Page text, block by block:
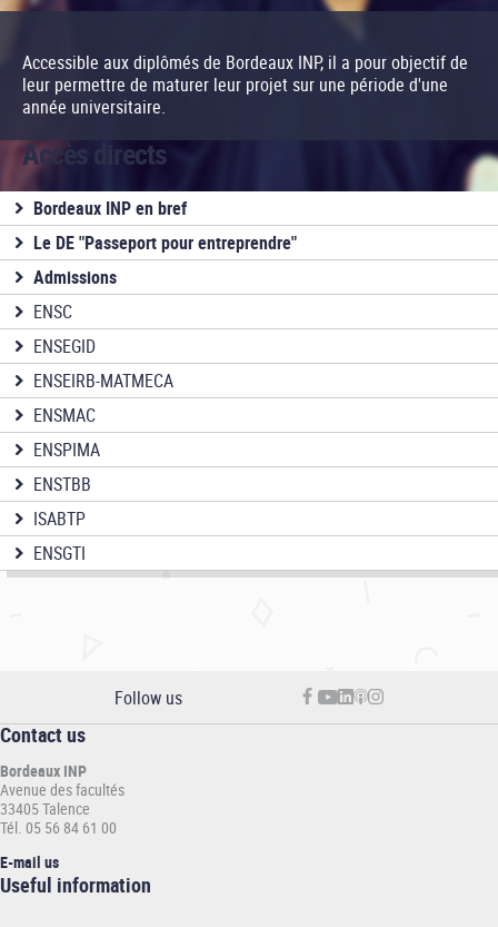
Accessible aux diplômés de Bordeaux INP, il a pour objectif de
leur permettre de maturer leur projet sur une période d'une
année universitaire.
Accès directs
Bordeaux INP en bref
Le DE "Passeport pour entreprendre"
Admissions
ENSC
ENSEGID
ENSEIRB-MATMECA
ENSMAC
ENSPIMA
ENSTBB
ISABTP
ENSGTI
Follow us
Contact us
Bordeaux INP
Avenue des facultés
33405 Talence
Tél. 05 56 84 61 00
E-mail us
Informations
Useful information